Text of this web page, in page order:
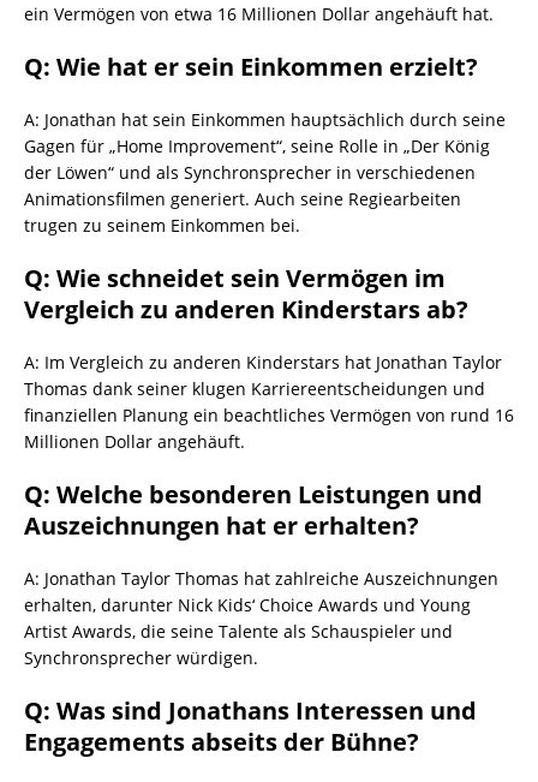
ein Vermögen von etwa 16 Millionen Dollar angehäuft hat.
Q: Wie hat er sein Einkommen erzielt?
A: Jonathan hat sein Einkommen hauptsächlich durch seine
Gagen für „Home Improvement“, seine Rolle in „Der König
der Löwen“ und als Synchronsprecher in verschiedenen
Animationsfilmen generiert. Auch seine Regiearbeiten
trugen zu seinem Einkommen bei.
Q: Wie schneidet sein Vermögen im
Vergleich zu anderen Kinderstars ab?
A: Im Vergleich zu anderen Kinderstars hat Jonathan Taylor
Thomas dank seiner klugen Karriereentscheidungen und
finanziellen Planung ein beachtliches Vermögen von rund 16
Millionen Dollar angehäuft.
Q: Welche besonderen Leistungen und
Auszeichnungen hat er erhalten?
A: Jonathan Taylor Thomas hat zahlreiche Auszeichnungen
erhalten, darunter Nick Kids‘ Choice Awards und Young
Artist Awards, die seine Talente als Schauspieler und
Synchronsprecher würdigen.
Q: Was sind Jonathans Interessen und
Engagements abseits der Bühne?